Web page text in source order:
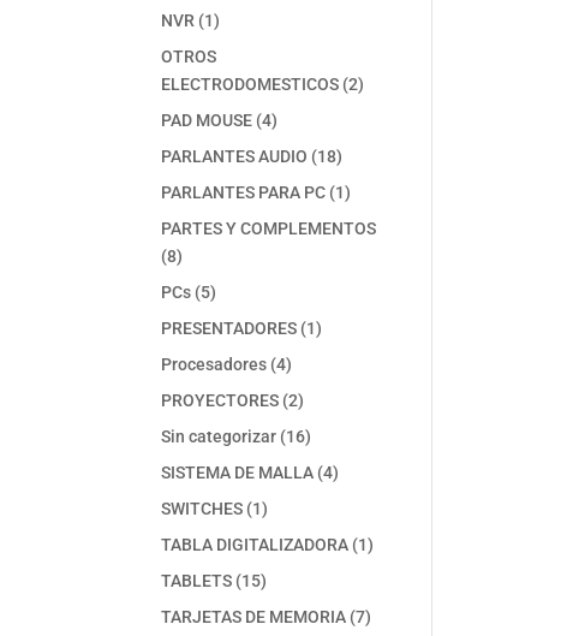
producto
NVR 11
producto
OTROS
ELECTRODOMESTICOS 22
PAD MOUSE 44
productos
PARLANTES AUDIO 1818
productos
PARLANTES PARA PC 11
producto
PARTES Y COMPLEMENTOS
88
productos
PCs 55
productos
PRESENTADORES 11
Procesadores 44
productos
PROYECTORES 22
productos
Sin categorizar 1616
productos
SISTEMA DE MALLA 44
SWITCHES 11
producto
TABLA DIGITALIZADORA 11
TABLETS 1515
productos
TARJETAS DE MEMORIA 77